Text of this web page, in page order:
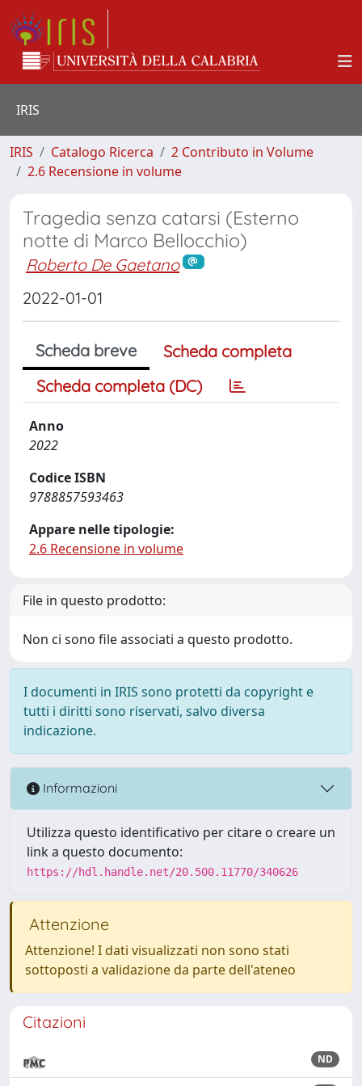
IRIS
IRIS Catalogo Ricerca
2 Contributo in Volume
2.6 Recensione in volume
Tragedia senza catarsi (Esterno
notte di Marco Bellocchio)
Roberto De Gaetano
2022-01-01
Scheda breve
Scheda completa
Scheda completa (DC)
Anno
2022
Codice ISBN
9788857593463
Appare nelle tipologie:
2.6 Recensione in volume
File in questo prodotto:
Non ci sono file associati a questo prodotto.
I documenti in IRIS sono protetti da copyright e
tutti i diritti sono riservati, salvo diversa
indicazione.
Informazioni
Utilizza questo identificativo per citare o creare un
link a questo documento:
https://hdl.handle.net/20.500.11770/340626
Attenzione
Attenzione! I dati visualizzati non sono stati
sottoposti a validazione da parte dell'ateneo
Citazioni
ND